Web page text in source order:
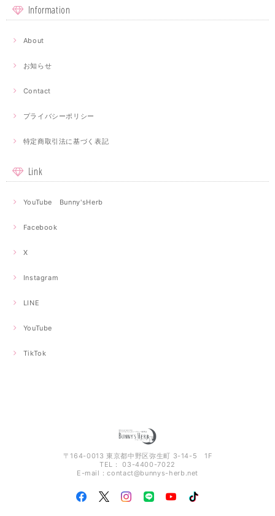
Information
About
お知らせ
Contact
プライバシーポリシー
特定商取引法に基づく表記
Link
YouTube Bunny'sHerb
Facebook
X
Instagram
LINE
YouTube
TikTok
〒164-0013 東京都中野区弥生町 3-14-5 1F
TEL： 03-4400-7022
E-mail：contact@bunnys-herb.net